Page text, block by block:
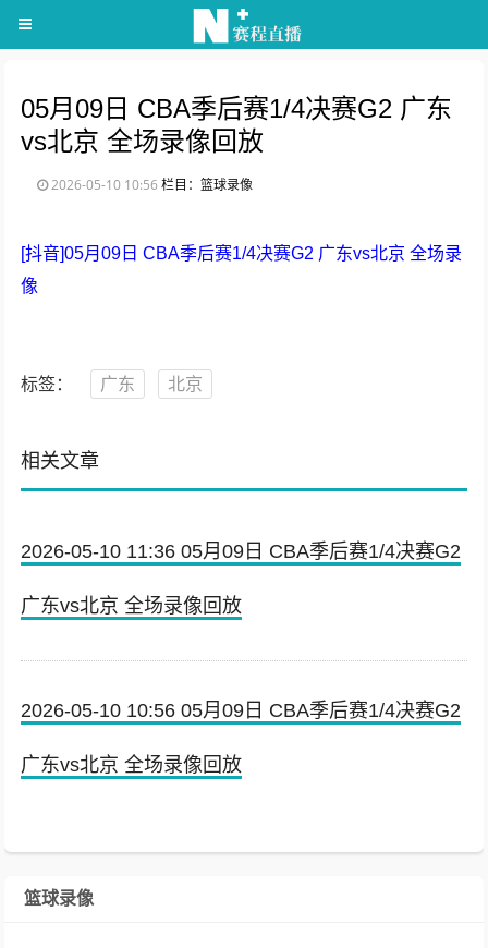
05月09日 CBA季后赛1/4决赛G2 广东
vs北京 全场录像回放
2026-05-10 10:56栏目：篮球录像
[抖音]05月09日 CBA季后赛1/4决赛G2 广东vs北京 全场录
像
标签： 广东 北京
相关文章
2026-05-10 11:36 05月09日 CBA季后赛1/4决赛G2
广东vs北京 全场录像回放
2026-05-10 10:56 05月09日 CBA季后赛1/4决赛G2
广东vs北京 全场录像回放
篮球录像